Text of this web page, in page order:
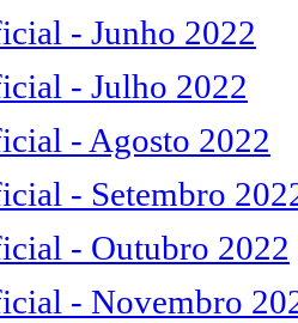
- Junho 2022
- Julho 2022
- Agosto 2022
- Setembro
- Outubro 2022
- Novembro